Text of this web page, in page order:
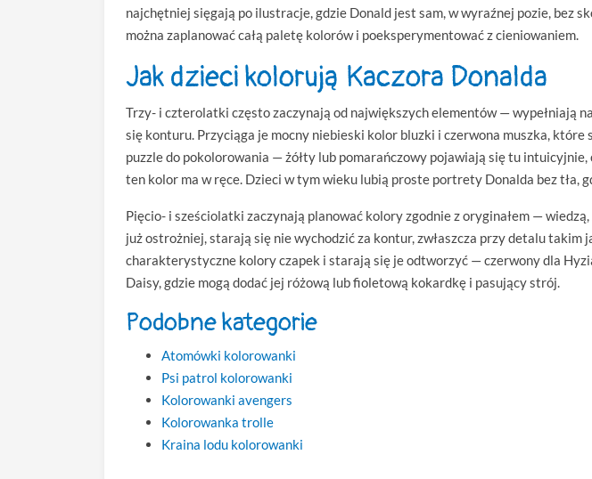
najchętniej sięgają po ilustracje, gdzie Donald jest sam, w wyraźnej pozie, bez
można zaplanować całą paletę kolorów i poeksperymentować z cieniowaniem.
Jak dzieci kolorują Kaczora Donalda
Trzy- i czterolatki często zaczynają od największych elementów — wypełniają
się konturu. Przyciąga je mocny niebieski kolor bluzki i czerwona muszka,
puzzle do pokolorowania — żółty lub pomarańczowy pojawiają się tu
ten kolor ma w ręce. Dzieci w tym wieku lubią proste portrety Donalda bez tła,
Pięcio- i sześciolatki zaczynają planować kolory zgodnie z oryginałem —
już ostrożniej, starają się nie wychodzić za kontur, zwłaszcza przy detalu
charakterystyczne kolory czapek i starają się je odtworzyć — czerwony dla
Daisy, gdzie mogą dodać jej różową lub fioletową kokardkę i pasujący strój.
Podobne kategorie
Atomówki kolorowanki
Psi patrol kolorowanki
Kolorowanki avengers
Kolorowanka trolle
Kraina lodu kolorowanki